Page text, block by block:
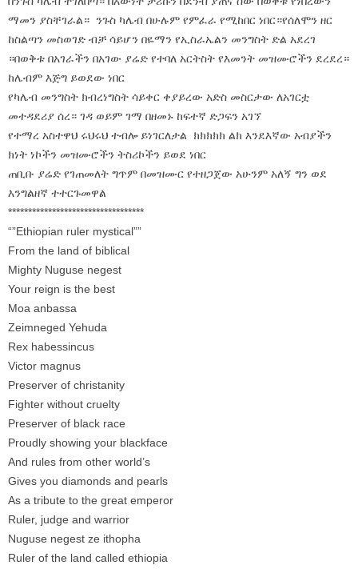
ማመን ያስቸገራል። ንጉስ ካሌብ በሁሉም የምፈራ የሚከበር ነበር።የሰለሞን ዘር
ከስልጣን መስወገድ ብቻ ሳይሆን በዬማን የኢስራኤልን መንግስት ድል አደረገ
።በወቅቱ በአገራችን በአገው ያሬድ የተባለ አርትስት የእመንት መዝሙሮችን ደረደረ።
ከሌብም እጅግ ይወደው ነበር
የካሌብ መንግስት ክብረነግስት ሳይቀር ቀያይረው አድስ መስርታው ለአገርቷ
መተዳደሪያ ሰረ። ገዳ ወይም ገማ በዘመኑ ከፍተኛ ድጋፍን አገኘ
የተማረ አስተዋህ ሩህሩህ ተብሎ ይነገርለታል ክክክክክ ልክ እንደእኛው አብያችን
ክነት ነኮችን መዝሙሮችን ትስሪኮችን ይወደ ነበር
ጠቢቡ ያሬድ የገጠመለት ግጥም በመዝሙር የተዘጋጀው አሁንም አለኝ ግን ወደ
እንግልዘኛ ተተርጉመዋል
**********************************
“”Ethiopian ruler mystical””
From the land of biblical
Mighty Nuguse negest
Your reign is the best
Moa anbassa
Zeimneged Yehuda
Rex habessincus
Victor magnus
Preserver of christanity
Fighter without cruelty
Preserver of black race
Proudly showing your blackface
And rules from other world’s
Gives you diamonds and pearls
As a tribute to the great emperor
Ruler, judge and warrior
Nuguse negest ze ithopha
Ruler of the land called ethiopia